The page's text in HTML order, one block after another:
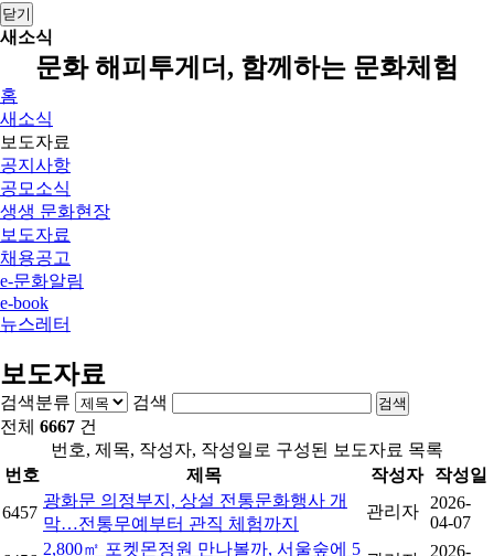
닫기
새소식
문화 해피투게더, 함께하는 문화체험
홈
새소식
보도자료
공지사항
공모소식
생생 문화현장
보도자료
채용공고
e-문화알림
e-book
뉴스레터
보도자료
검색분류 검색 검색
전체 6667 건
번호, 제목, 작성자, 작성일로 구성된 보도자료 목록
번호
제목 작성자
작성일
6457
광화문 의정부지, 상설 전통문화행사 개
막…전통무예부터 관직 체험까지
관리자
2026-
04-07
2,800㎡ 포켓몬정원 만나볼까, 서울숲에 5
2026-